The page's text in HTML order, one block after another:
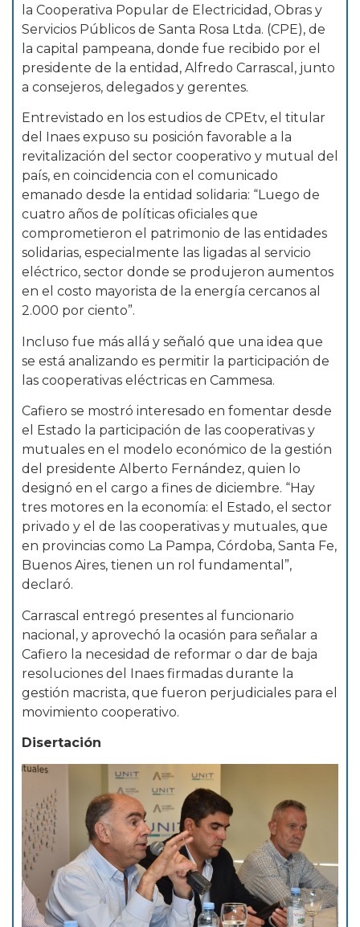
la Cooperativa Popular de Electricidad, Obras y
Servicios Públicos de Santa Rosa Ltda. (CPE), de
la capital pampeana, donde fue recibido por el
presidente de la entidad, Alfredo Carrascal, junto
a consejeros, delegados y gerentes.
Entrevistado en los estudios de CPEtv, el titular
del Inaes expuso su posición favorable a la
revitalización del sector cooperativo y mutual del
país, en coincidencia con el comunicado
emanado desde la entidad solidaria: “Luego de
cuatro años de políticas oficiales que
comprometieron el patrimonio de las entidades
solidarias, especialmente las ligadas al servicio
eléctrico, sector donde se produjeron aumentos
en el costo mayorista de la energía cercanos al
2.000 por ciento”.
Incluso fue más allá y señaló que una idea que
se está analizando es permitir la participación de
las cooperativas eléctricas en Cammesa.
Cafiero se mostró interesado en fomentar desde
el Estado la participación de las cooperativas y
mutuales en el modelo económico de la gestión
del presidente Alberto Fernández, quien lo
designó en el cargo a fines de diciembre. “Hay
tres motores en la economía: el Estado, el sector
privado y el de las cooperativas y mutuales, que
en provincias como La Pampa, Córdoba, Santa Fe,
Buenos Aires, tienen un rol fundamental”,
declaró.
Carrascal entregó presentes al funcionario
nacional, y aprovechó la ocasión para señalar a
Cafiero la necesidad de reformar o dar de baja
resoluciones del Inaes firmadas durante la
gestión macrista, que fueron perjudiciales para el
movimiento cooperativo.
Disertación